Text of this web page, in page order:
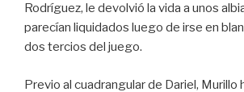
Rodríguez, le devolvió la vida a unos
parecían liquidados luego de irse en
dos tercios del juego.
Previo al cuadrangular de Dariel,